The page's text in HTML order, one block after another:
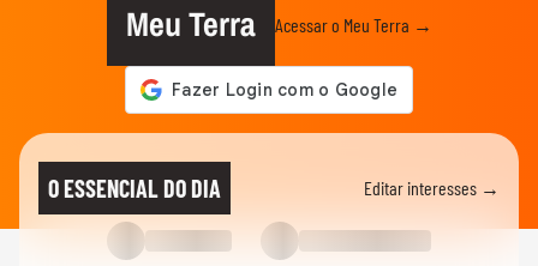
Meu Terra Acessar o Meu Terra →
O ESSENCIAL DO DIA Editar interesses →